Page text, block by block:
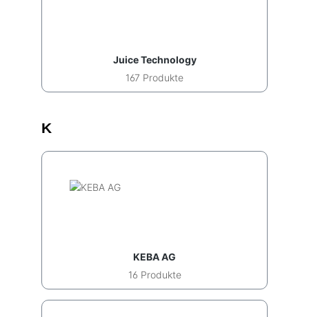
Juice Technology
167 Produkte
K
KEBA AG
16 Produkte